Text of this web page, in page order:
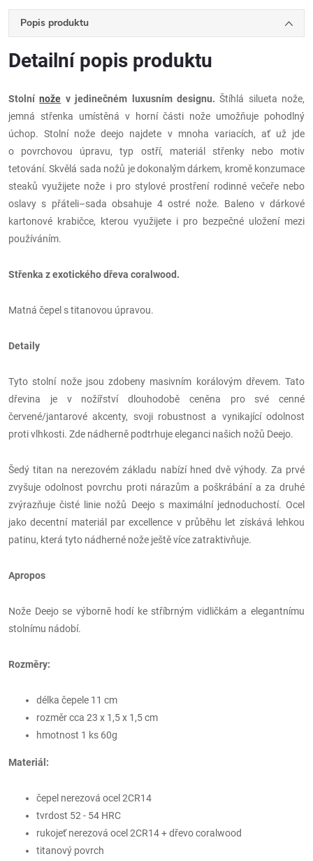
Popis produktu
Detailní popis produktu
Stolnínože v jedinečném luxusním designu.Štíhlá silueta nože,
jemná střenka umístěná v horní části nože umožňuje pohodlný
úchop. Stolní nože deejo najdete v mnoha variacích, ať už jde
o povrchovou úpravu, typ ostří, materiál střenky nebo motiv
tetování. Skvělá sada nožů je dokonalým dárkem, kromě konzumace
steaků využijete nože i pro stylové prostření rodinné večeře nebo
oslavy s přáteli–sada obsahuje 4 ostré nože. Baleno v dárkové
kartonové krabičce, kterou využijete i pro bezpečné uložení mezi
používáním.
Střenka z exotického dřeva coralwood.
Matná čepel s titanovou úpravou.
Detaily
Tyto stolní nože jsou zdobeny masivním korálovým dřevem. Tato
dřevina je v nožířství dlouhodobě ceněna pro své cenné
červené/jantarové akcenty, svoji robustnost a vynikající odolnost
proti vlhkosti. Zde nádherně podtrhuje eleganci našich nožů Deejo.
Šedý titan na nerezovém základu nabízí hned dvě výhody. Za prvé
zvyšuje odolnost povrchu proti nárazům a poškrábání a za druhé
zvýrazňuje čisté linie nožů Deejo s maximální jednoduchostí. Ocel
jako decentní materiál par excellence v průběhu let získává lehkou
patinu, která tyto nádherné nože ještě více zatraktivňuje.
Apropos
Nože Deejo se výborně hodí ke stříbrným vidličkám a elegantnímu
stolnímu nádobí.
Rozměry:
délka čepele 11 cm
rozměrcca 23 x 1,5 x 1,5 cm
hmotnost 1 ks 60g
Materiál:
čepel nerezová ocel 2CR14
tvrdost 52 - 54 HRC
rukojeť nerezová ocel 2CR14 + dřevo coralwood
titanový povrch